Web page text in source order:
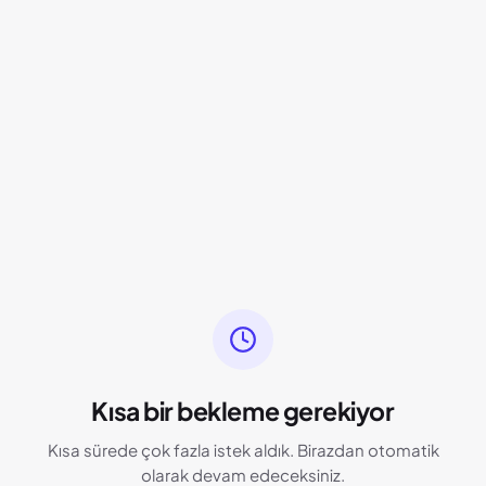
Kısa bir bekleme gerekiyor
Kısa sürede çok fazla istek aldık. Birazdan otomatik
olarak devam edeceksiniz.